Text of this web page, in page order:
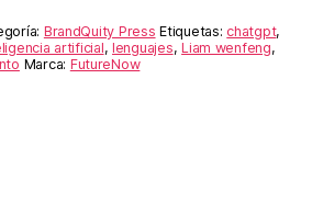
BrandQuity Press Etiquetas: chatgpt,
artificial,lenguajes,Liam wenfeng,
Marca: FutureNow